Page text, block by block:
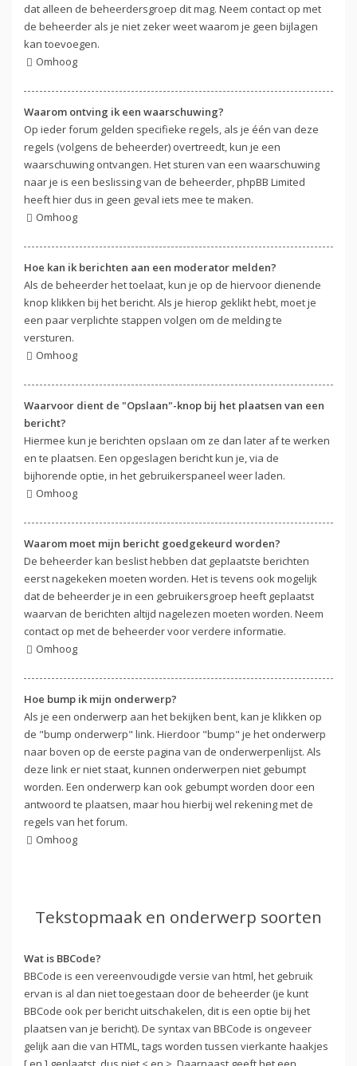
dat alleen de beheerdersgroep dit mag. Neem contact op met
de beheerder als je niet zeker weet waarom je geen bijlagen
kan toevoegen.
Omhoog
Waarom ontving ik een waarschuwing?
Op ieder forum gelden specifieke regels, als je één van deze
regels (volgens de beheerder) overtreedt, kun je een
waarschuwing ontvangen. Het sturen van een waarschuwing
naar je is een beslissing van de beheerder, phpBB Limited
heeft hier dus in geen geval iets mee te maken.
Omhoog
Hoe kan ik berichten aan een moderator melden?
Als de beheerder het toelaat, kun je op de hiervoor dienende
knop klikken bij het bericht. Als je hierop geklikt hebt, moet je
een paar verplichte stappen volgen om de melding te
versturen.
Omhoog
Waarvoor dient de "Opslaan"-knop bij het plaatsen van een
bericht?
Hiermee kun je berichten opslaan om ze dan later af te werken
en te plaatsen. Een opgeslagen bericht kun je, via de
bijhorende optie, in het gebruikerspaneel weer laden.
Omhoog
Waarom moet mijn bericht goedgekeurd worden?
De beheerder kan beslist hebben dat geplaatste berichten
eerst nagekeken moeten worden. Het is tevens ook mogelijk
dat de beheerder je in een gebruikersgroep heeft geplaatst
waarvan de berichten altijd nagelezen moeten worden. Neem
contact op met de beheerder voor verdere informatie.
Omhoog
Hoe bump ik mijn onderwerp?
Als je een onderwerp aan het bekijken bent, kan je klikken op
de "bump onderwerp" link. Hierdoor "bump" je het onderwerp
naar boven op de eerste pagina van de onderwerpenlijst. Als
deze link er niet staat, kunnen onderwerpen niet gebumpt
worden. Een onderwerp kan ook gebumpt worden door een
antwoord te plaatsen, maar hou hierbij wel rekening met de
regels van het forum.
Omhoog
Tekstopmaak en onderwerp soorten
Wat is BBCode?
BBCode is een vereenvoudigde versie van html, het gebruik
ervan is al dan niet toegestaan door de beheerder (je kunt
BBCode ook per bericht uitschakelen, dit is een optie bij het
plaatsen van je bericht). De syntax van BBCode is ongeveer
gelijk aan die van HTML, tags worden tussen vierkante haakjes